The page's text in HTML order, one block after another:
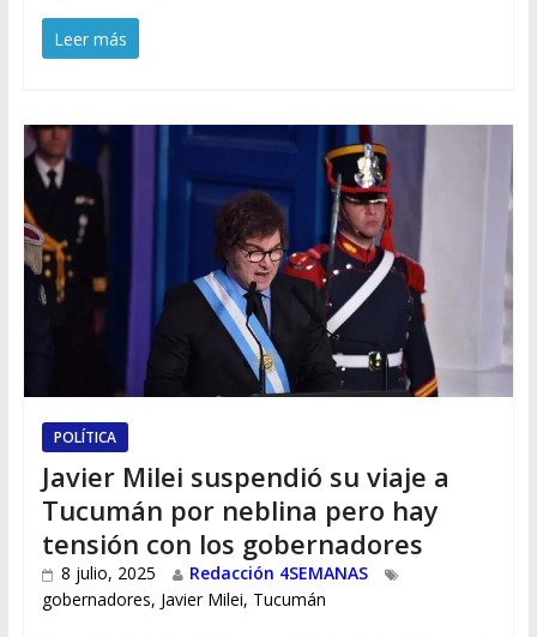
Leer más
POLÍTICA
Javier Milei suspendió su viaje a
Tucumán por neblina pero hay
tensión con los gobernadores
8 julio, 2025
Redacción 4SEMANAS
gobernadores, Javier Milei, Tucumán